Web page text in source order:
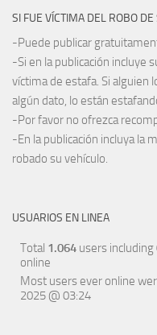
SI FUE VÍCTIMA DEL ROBO
-Puede publicar
-Si en la publicación incluye
víctima de estafa. Si alguien
algún dato, lo están
-Por favor no ofrezca
-En la publicación incluya la
robado su vehículo.
USUARIOS EN LINEA
Total 1.064 users including
online
Most users ever online
2025 @ 03:24